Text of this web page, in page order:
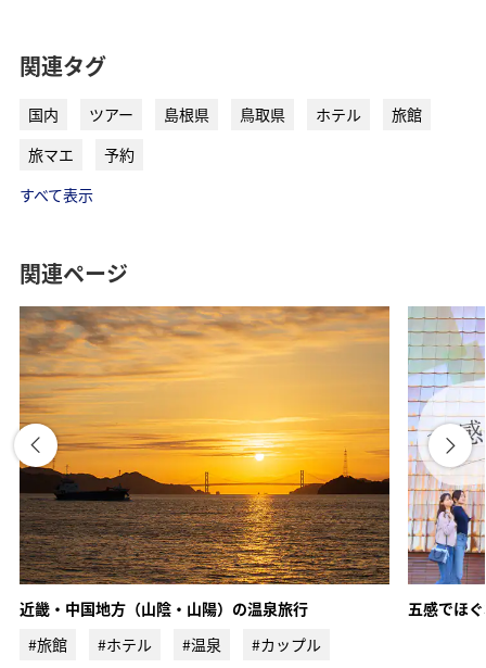
ANAトラベラーズ厳選 伊香保
甲信越エリア
関連タグ
国内 ツアー 島根県 鳥取県 ホテル
旅館
旅マエ
予約
すべて表示
関連ページ
近畿・中国地方（山陰・山陽）の温泉旅行
#旅館
#ホテル #温泉
#カップル
五感でほ